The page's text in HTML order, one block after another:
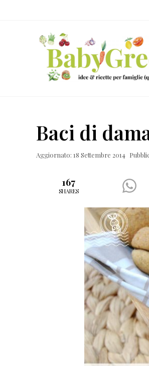
ricette
per
Baci di
Aggiornato: 18 Settembre 2014
167
SHARES